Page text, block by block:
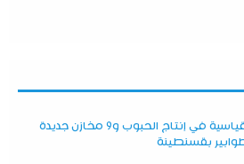
“صابة” قياسية في إنتاج الحبوب و9 مخازن جديدة
بقسنطينة